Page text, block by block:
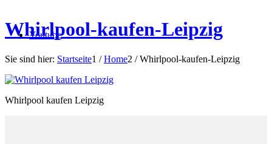
Youtube
Whirlpool-kaufen-Leipzig
Sie sind hier: Startseite1 / Home2 / Whirlpool-kaufen-Leipzig
Whirlpool kaufen Leipzig